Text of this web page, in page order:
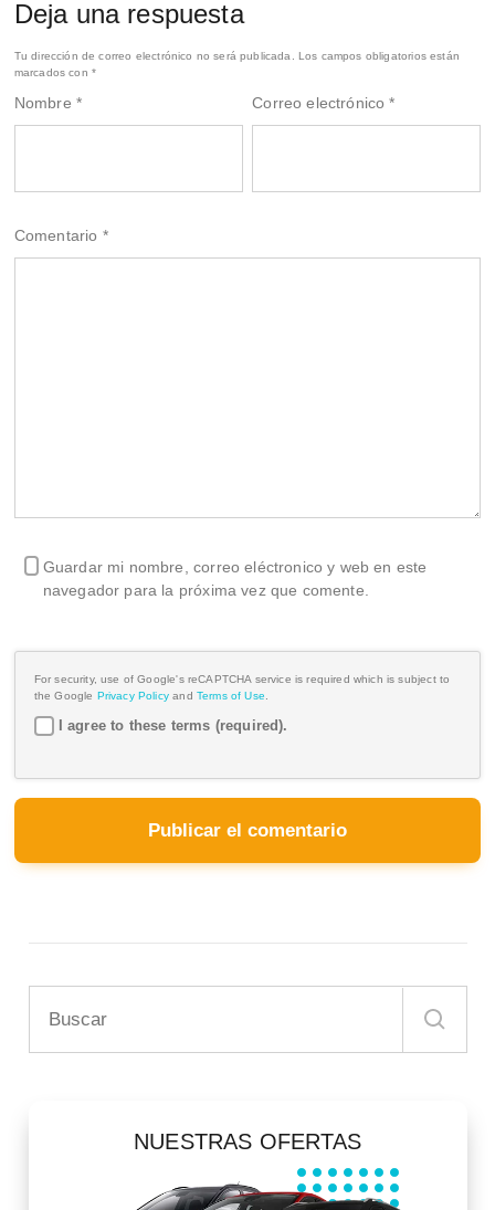
Deja una respuesta
Tu dirección de correo electrónico no será publicada.
Los campos obligatorios están
marcados con *
Nombre * Correo electrónico*
Comentario *
Guardar mi nombre, correo eléctronico y web en este
navegador para la próxima vez que comente.
For security, use of Google's reCAPTCHA service is required which is subject to
the Google Privacy Policy and Terms of Use
I agree to these terms (required).
NUESTRAS OFERTAS